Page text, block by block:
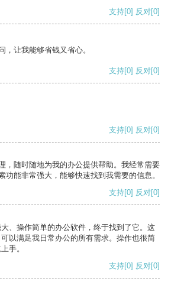
支持[0] 反对[0]
，让我能够省钱又省心。
支持[0] 反对[0]
支持[0] 反对[0]
，随时随地为我的办公提供帮助。我经常需要
功能非常强大，能够快速找到我需要的信息。
支持[0] 反对[0]
、操作简单的办公软件，终于找到了它。这
以满足我日常办公的所有需求。操作也很简
手。
支持[0] 反对[0]